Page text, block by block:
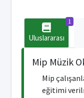
1
Uluslararası
Mip Müzik
Mip
eğitimi